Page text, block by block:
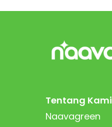
Tentang Kami
Naavagreen